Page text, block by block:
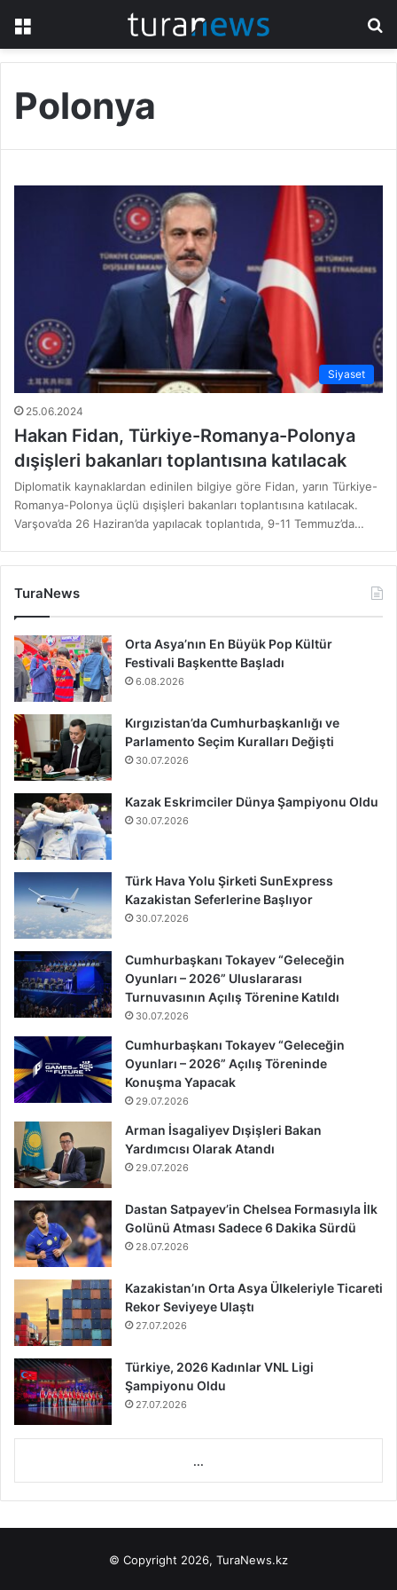
Polonya
Siyaset
25.06.2024
Hakan Fidan, Türkiye-Romanya-Polonya
dışişleri bakanları toplantısına katılacak
Diplomatik kaynaklardan edinilen bilgiye göre Fidan, yarın Türkiye-
Romanya-Polonya üçlü dışişleri bakanları toplantısına katılacak.
Varşova’da 26 Haziran’da yapılacak toplantıda, 9-11 Temmuz’da…
TuraNews
Orta Asya’nın En Büyük Pop Kültür
Festivali Başkentte Başladı
6.08.2026
Kırgızistan’da Cumhurbaşkanlığı ve
Parlamento Seçim Kuralları Değişti
30.07.2026
Kazak Eskrimciler Dünya Şampiyonu Oldu
30.07.2026
Türk Hava Yolu Şirketi SunExpress
Kazakistan Seferlerine Başlıyor
30.07.2026
Cumhurbaşkanı Tokayev “Geleceğin
Oyunları – 2026” Uluslararası
Turnuvasının Açılış Törenine Katıldı
30.07.2026
Cumhurbaşkanı Tokayev “Geleceğin
Oyunları – 2026” Açılış Töreninde
Konuşma Yapacak
29.07.2026
Arman İsagaliyev Dışişleri Bakan
Yardımcısı Olarak Atandı
29.07.2026
Dastan Satpayev’in Chelsea Formasıyla İlk
Golünü Atması Sadece 6 Dakika Sürdü
28.07.2026
Kazakistan’ın Orta Asya Ülkeleriyle Ticareti
Rekor Seviyeye Ulaştı
27.07.2026
Türkiye, 2026 Kadınlar VNL Ligi
Şampiyonu Oldu
27.07.2026
...
© Copyright 2026, TuraNews.kz